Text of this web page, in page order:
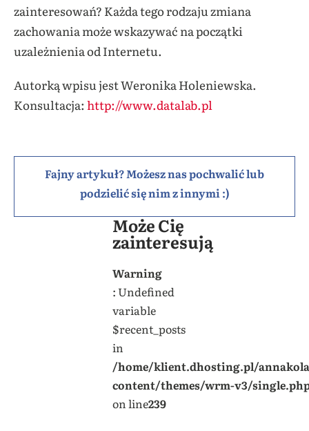
zainteresowań? Każda tego rodzaju zmiana
zachowania może wskazywać na początki
uzależnienia od Internetu.
Autorką wpisu jest Weronika Holeniewska.
Konsultacja: http://www.datalab.pl
Fajny artykuł? Możesz nas pochwalić lub
podzielić się nim z innymi :)
Może Cię
zainteresują
Warning
: Undefined
variable
$recent_posts
in
/home/klient.dhosting.pl/
content/themes/wrm-v3/
on line239